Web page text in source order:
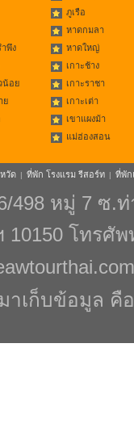
ภูเรือ
หาดกมลา
พึง
หาดใหญ่
เกาะช้าง
น้อย
เกาะราชา
ย
เกาะเต่า
เขาแผงม้า
แม่ฮ่องสอน
วัด | ที่พัก โรงแรม รีสอร์ท | ที่พัก
498 หมู่ 7 ซ.
10150 โทรศั
เก็บข้อมูล คือ